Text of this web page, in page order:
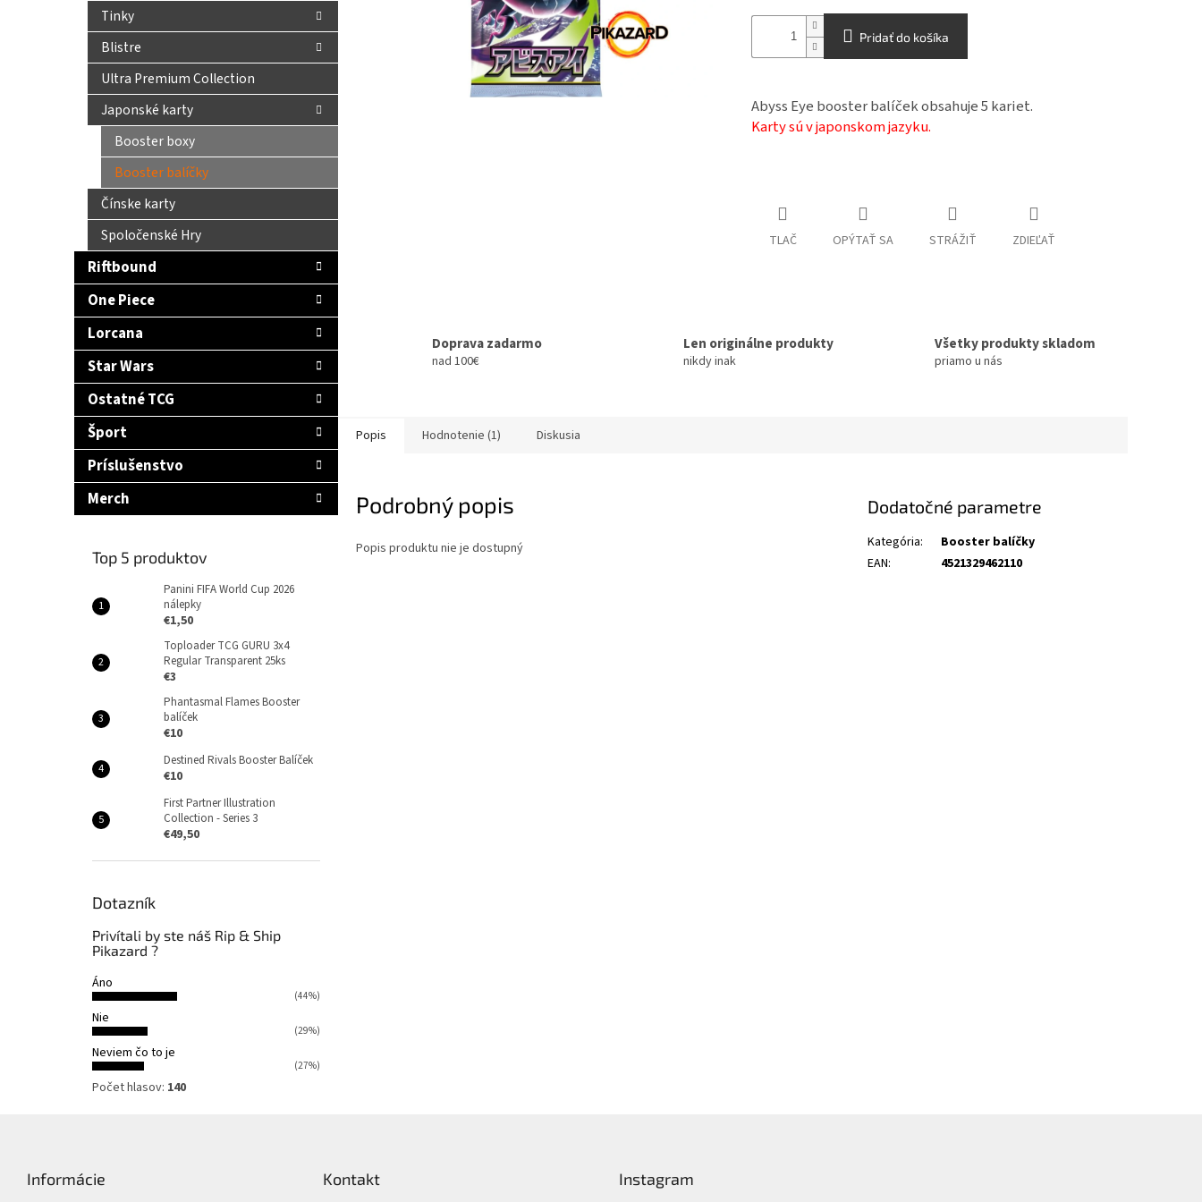
Tinky
Blistre
Ultra Premium Collection
Japonské karty
Booster boxy
Booster balíčky
Čínske karty
Spoločenské Hry
Riftbound
One Piece
Lorcana
Star Wars
Ostatné TCG
Šport
Príslušenstvo
Merch
Top 5 produktov
Panini FIFA World Cup 2026
nálepky
€1,50
Toploader TCG GURU 3x4
Regular Transparent 25ks
€3
Phantasmal Flames Booster
balíček
€10
Destined Rivals Booster Balíček
€10
First Partner Illustration
Collection - Series 3
€49,50
Dotazník
Privítali by ste náš Rip & Ship
Pikazard ?
Áno
(44%)
Nie
(29%)
Neviem čo to je
(27%)
Počet hlasov: 140
Pridať do košíka
Abyss Eye booster balíček obsahuje 5 kariet.
Karty sú v japonskom jazyku.
TLAČ OPÝTAŤ SA STRÁŽIŤ ZDIEĽAŤ
Doprava zadarmo
nad 100€
Len originálne produkty
nikdy inak
Všetky produkty skladom
priamo u nás
Popis Hodnotenie (1) Diskusia
Podrobný popis
Popis produktu nie je dostupný
Dodatočné parametre
Kategória:
Booster balíčky
EAN: 4521329462110
Informácie Kontakt Instagram